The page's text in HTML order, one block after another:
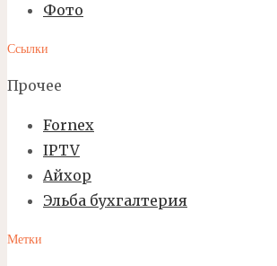
Фото
Ссылки
Прочее
Fornex
IPTV
Айхор
Эльба бухгалтерия
Метки